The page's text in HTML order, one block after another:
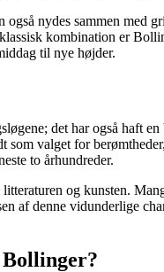
nydes sammen med
kombination er
til nye højder.
det har også haft
som valget for
to århundreder.
og kunsten.
af denne vidunderlige